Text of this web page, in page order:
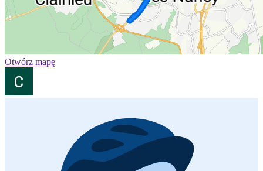
Otwórz mapę